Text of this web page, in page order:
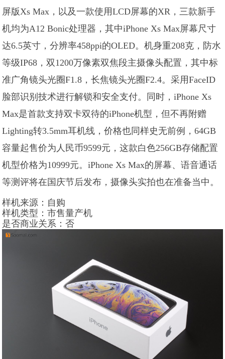
屏版Xs Max，以及一款使用LCD屏幕的XR，三款新手
机均为A12 Bonic处理器，其中iPhone Xs Max屏幕尺寸
达6.5英寸，分辨率458ppi的OLED。机身重208克，防水
等级IP68，双1200万像素双焦段主摄像头配置，其中标
准广角镜头光圈F1.8，长焦镜头光圈F2.4。采用FaceID
脸部识别技术进行解锁和安全支付。同时，iPhone Xs
Max是首款支持双卡双待的iPhone机型，但不再附赠
Lighting转3.5mm耳机线，价格也同样史无前例，64GB
容量起售价为人民币9599元，这款白色256GB存储配置
机型价格为10999元。iPhone Xs Max的屏幕、语音通话
等测评将在国庆节后发布，摄像头实拍也在准备当中。
样机来源 ：自购
样机类型 ：市售量产机
是否商业关系 ：否